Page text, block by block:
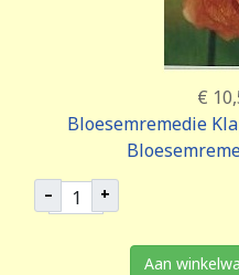
€
Bloesemremedie
– +
Aan